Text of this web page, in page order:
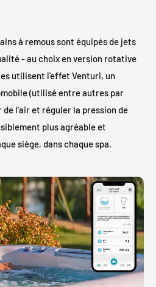
à remous sont équipés de jets
- au choix en version rotative
utilisent l'effet Venturi, un
(utilisé entre autres par
l'air et réguler la pression de
plus agréable et
siège, dans chaque spa.